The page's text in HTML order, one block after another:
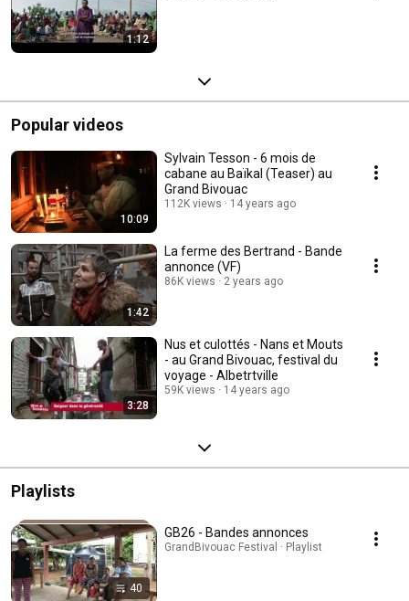
1:12
Popular videos
10:09
Sylvain Tesson - 6 mois de
cabane au Baïkal (Teaser) au
Grand Bivouac
112K views 14 years ago
1:42
La ferme des Bertrand - Bande
annonce (VF)
86K views 2 years ago
3:28
Nus et culottés - Nans et Mouts
- au Grand Bivouac, festival du
voyage - Albetrtville
59K views 14 years ago
Playlists
40
GB26 - Bandes annonces
GrandBivouac Festival · Playlist